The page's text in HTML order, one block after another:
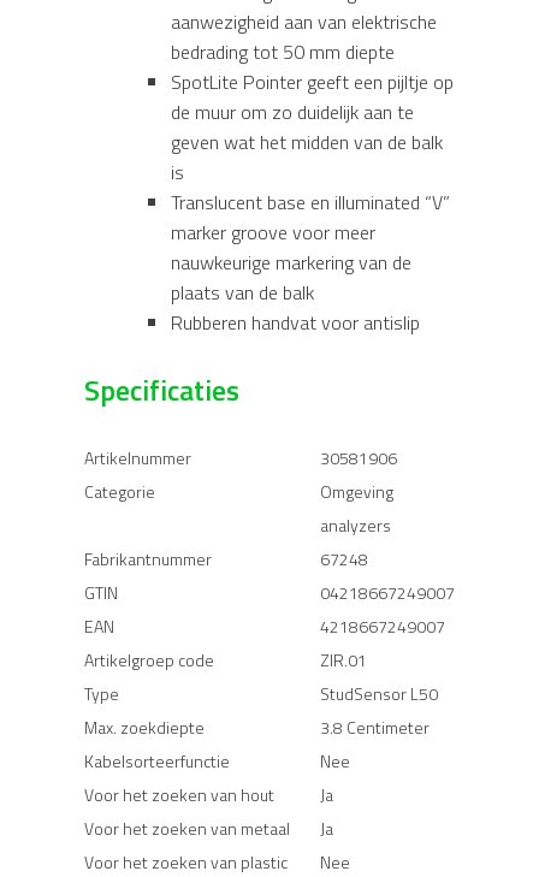
aanwezigheid aan van elektrische
bedrading tot 50 mm diepte
SpotLite Pointer geeft een pijltje op
de muur om zo duidelijk aan te
geven wat het midden van de balk
is
Translucent base en illuminated “V”
marker groove voor meer
nauwkeurige markering van de
plaats van de balk
Rubberen handvat voor antislip
Specificaties
Artikelnummer
30581906
Categorie
Omgeving
analyzers
Fabrikantnummer
67248
GTIN
04218667249007
EAN
4218667249007
Artikelgroep code
ZIR.01
Type
StudSensor L50
Max. zoekdiepte
3.8 Centimeter
Kabelsorteerfunctie
Nee
Voor het zoeken van hout
Ja
Voor het zoeken van metaal
Ja
Voor het zoeken van plastic
Nee